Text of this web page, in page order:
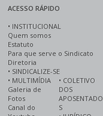
ACESSO RÁPIDO
• INSTITUCIONAL
Quem somos
Estatuto
Para que serve o Sindicato
Diretoria
• SINDICALIZE-SE
• MULTIMÍDIA
Galeria de
Fotos
Canal do
• COLETIVO
DOS
APOSENTADO
S